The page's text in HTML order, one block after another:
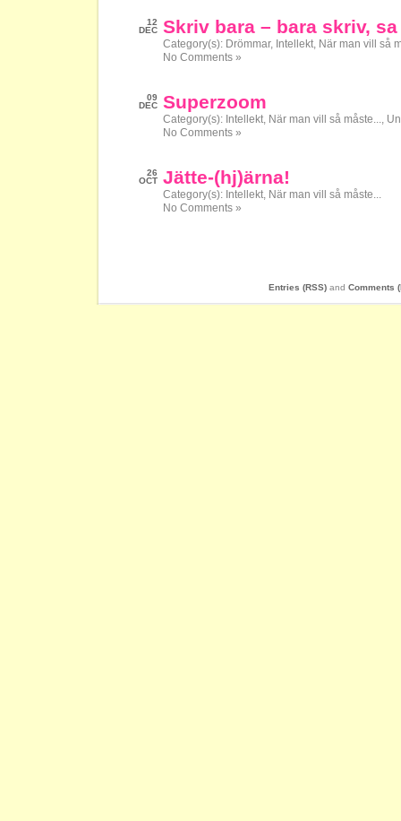
12
DEC Skriv bara – bara skriv,
Category(s): Drömmar, Intellekt, När man vill så
No Comments »
09
DEC Superzoom
Category(s): Intellekt, När man vill så måste...,
No Comments »
26
OCT Jätte-(hj)ärna!
Category(s): Intellekt, När man vill så måste...
No Comments »
Entries (RSS) and Comments